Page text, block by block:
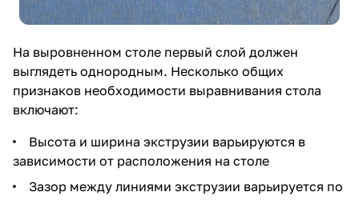
На выровненном столе первый слой должен
выглядеть однородным. Несколько общих
признаков необходимости выравнивания стола
включают:
Высота и ширина экструзии варьируются в
зависимости от расположения на столе
Зазор между линиями экструзии варьируется по